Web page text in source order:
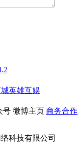
英雄互娱
号 微博主页 商务合作
科技有限公司